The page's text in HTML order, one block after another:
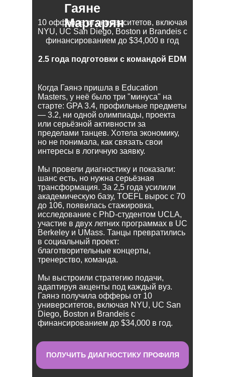
Гаяне
Маргарян
10 офферов от университетов, включая
NYU, UC San Diego, Boston и Brandeis с
финансированием до $34,000 в год
2.5 года подготовки с командой EDM
Когда Гаянэ пришла в Education
Masters, у неё было три "минуса" на
старте: GPA 3.4, профильные предметы
— 3.2, ни одной олимпиады, проекта
или серьёзной активности за
пределами танцев. Хотела экономику,
но не понимала, как связать свои
интересы в логичную заявку.
Мы провели диагностику и показали:
шанс есть, но нужна серьёзная
трансформация. За 2,5 года усилили
академическую базу, TOEFL вырос с 70
до 106, появилась стажировка,
исследование с PhD-студентом UCLA,
участие в двух летних программах в UC
Berkeley и UMass. Танцы превратились
в социальный проект:
благотворительные концерты,
тренерство, команда.
Мы выстроили стратегию подачи,
адаптируя акценты под каждый вуз.
Гаянэ получила офферы от 10
университетов, включая NYU, UC San
Diego, Boston и Brandeis с
финансированием до $34,000 в год.
ПОЛУЧИТЬ ДИАГНОСТИКУ ПРОФИЛЯ